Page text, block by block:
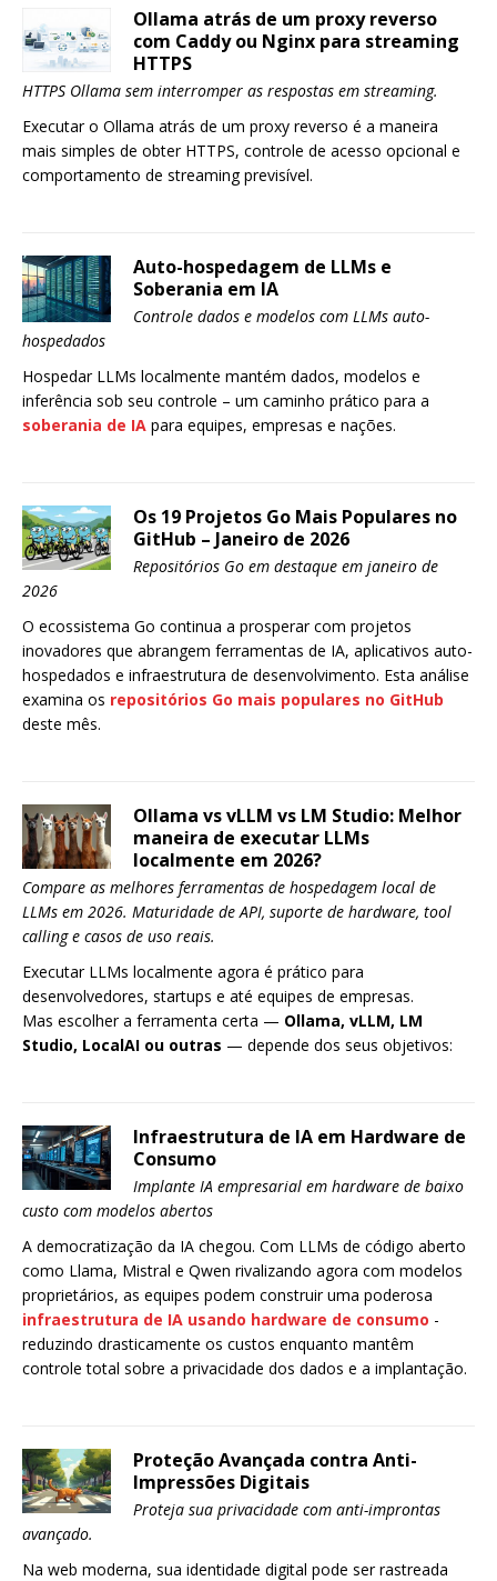
Ollama atrás de um proxy reverso
com Caddy ou Nginx para streaming
HTTPS
HTTPS Ollama sem interromper as respostas em streaming.
Executar o Ollama atrás de um proxy reverso é a maneira
mais simples de obter HTTPS, controle de acesso opcional e
comportamento de streaming previsível.
Auto-hospedagem de LLMs e
Soberania em IA
Controle dados e modelos com LLMs auto-
hospedados
Hospedar LLMs localmente mantém dados, modelos e
inferência sob seu controle – um caminho prático para a
soberania de IA para equipes, empresas e nações.
Os 19 Projetos Go Mais Populares no
GitHub – Janeiro de 2026
Repositórios Go em destaque em janeiro de
2026
O ecossistema Go continua a prosperar com projetos
inovadores que abrangem ferramentas de IA, aplicativos auto-
hospedados e infraestrutura de desenvolvimento. Esta análise
examina os repositórios Go mais populares no GitHub
deste mês.
Ollama vs vLLM vs LM Studio: Melhor
maneira de executar LLMs
localmente em 2026?
Compare as melhores ferramentas de hospedagem local de
LLMs em 2026. Maturidade de API, suporte de hardware, tool
calling e casos de uso reais.
Executar LLMs localmente agora é prático para
desenvolvedores, startups e até equipes de empresas.
Mas escolher a ferramenta certa — Ollama, vLLM, LM
Studio, LocalAI ou outras — depende dos seus objetivos:
Infraestrutura de IA em Hardware de
Consumo
Implante IA empresarial em hardware de baixo
custo com modelos abertos
A democratização da IA chegou. Com LLMs de código aberto
como Llama, Mistral e Qwen rivalizando agora com modelos
proprietários, as equipes podem construir uma poderosa
infraestrutura de IA usando hardware de consumo -
reduzindo drasticamente os custos enquanto mantêm
controle total sobre a privacidade dos dados e a implantação.
Proteção Avançada contra Anti-
Impressões Digitais
Proteja sua privacidade com anti-improntas
avançado.
Na web moderna, sua identidade digital pode ser rastreada